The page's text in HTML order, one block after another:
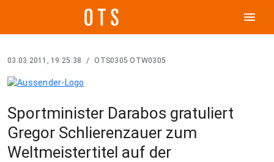
menu
03.03.2011, 19:25:38 / OTS0305 OTW0305
Sportminister Darabos gratuliert
Gregor Schlierenzauer zum
Weltmeistertitel auf der